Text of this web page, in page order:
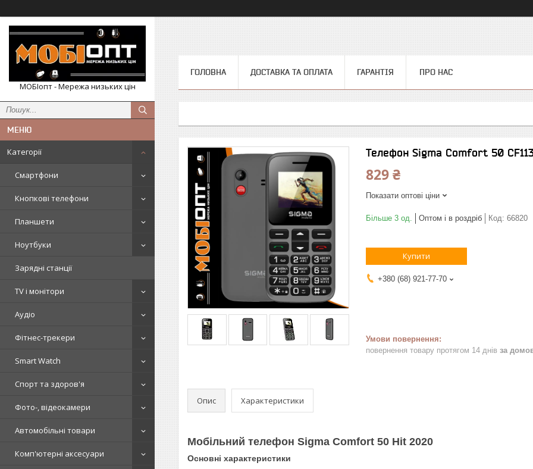
МОБІопт - Мережа низьких цін
Категорії
Смартфони
Кнопкові телефони
Планшети
Ноутбуки
Зарядні станції
TV і монітори
Аудіо
Фітнес-трекери
Smart Watch
Спорт та здоров'я
Фото-, відеокамери
Автомобільні товари
Комп'ютерні аксесуари
ГОЛОВНА ДОСТАВКА ТА ОПЛАТА ГАРАНТІЯ ПРО НАС
Телефон Sigma Comfort 50
829 ₴
Показати оптові ціни
Більше 3 од. Оптом і в роздріб Код: 66820
Купити
+380 (68) 921-77-70
повернення товару протягом 14 днів за
Опис Характеристики
Мобільний телефон Sigma Comfort 50 Hit 2020
Основні характеристики